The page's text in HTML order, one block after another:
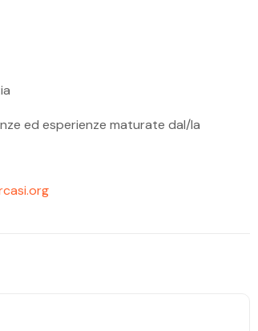
ed esperienze maturate dal/la